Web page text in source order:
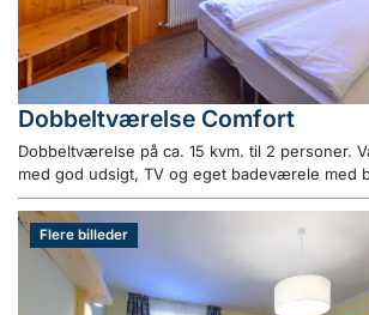
Dobbeltværelse Comfort
Dobbeltværelse på ca. 15 kvm. til 2 personer.
med god udsigt, TV og eget badeværele med
Flere billeder